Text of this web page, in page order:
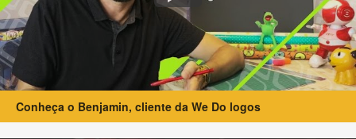
Conheça o Benjamin, cliente da We Do logos